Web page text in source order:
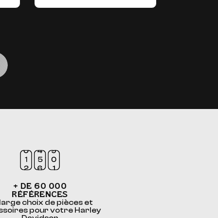
+ DE 60 000
RÉFÉRENCES
choix de pièces et
pour votre Harley